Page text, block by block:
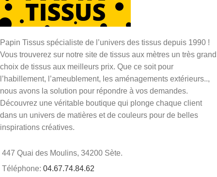
Papin Tissus spécialiste de l’univers des tissus depuis 1990 !
Vous trouverez sur notre site de tissus aux mètres un très grand
choix de tissus aux meilleurs prix. Que ce soit pour
l’habillement, l’ameublement, les aménagements extérieurs..,
nous avons la solution pour répondre à vos demandes.
Découvrez une véritable boutique qui plonge chaque client
dans un univers de matières et de couleurs pour de belles
inspirations créatives.
447 Quai des Moulins, 34200 Sète.
Téléphone: 04.67.74.84.62